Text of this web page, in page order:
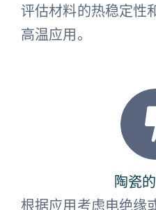
评估材料的热稳定性
高温应用。
陶瓷
根据应用考虑电绝缘